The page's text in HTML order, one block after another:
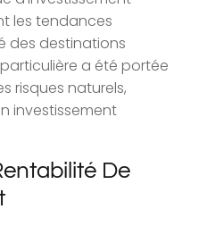
les tendances
des destinations
a été portée
risques naturels,
investissement
De